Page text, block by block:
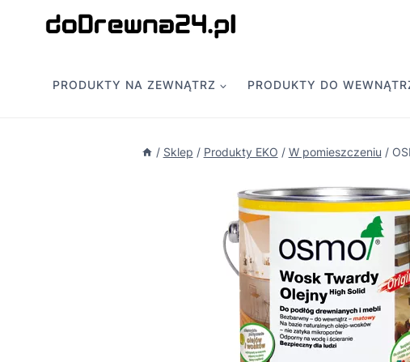
PRODUKTY NA ZEWNĄTRZ PRODUKTY DO
/ Sklep / Produkty EKO / W pomieszczeniu /